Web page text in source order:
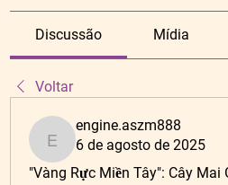
Discussão Mídia
Voltar
engine.aszm888
engine.aszm888
6 de agosto de 2025
"Vàng Rực Miền Tây": Cây